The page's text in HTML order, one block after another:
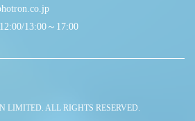
13:00～17:00
LIMITED. ALL RIGHTS RESERVED.